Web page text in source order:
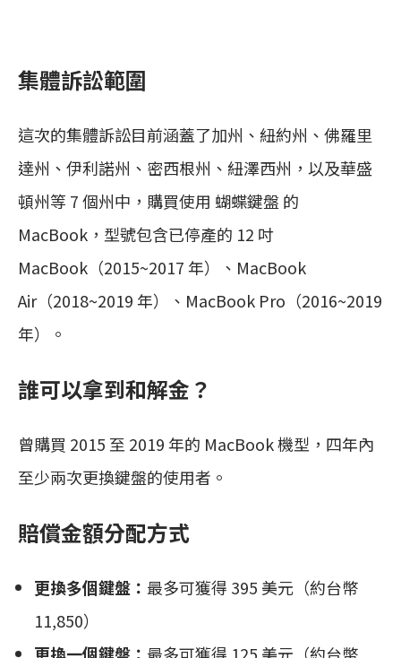
集體訴訟範圍
這次的集體訴訟目前涵蓋了加州、紐約州、佛羅里
達州、伊利諾州、密西根州、紐澤西州，以及華盛
頓州等 7 個州中，購買使用 蝴蝶鍵盤 的
MacBook，型號包含已停產的 12 吋
MacBook（2015~2017 年）、MacBook
Air（2018~2019 年）、MacBook Pro（2016~2019
年）。
誰可以拿到和解金？
曾購買 2015 至 2019 年的 MacBook 機型，四年內
至少兩次更換鍵盤的使用者。
賠償金額分配方式
更換多個鍵盤： 最多可獲得 395 美元（約台幣
11,850）